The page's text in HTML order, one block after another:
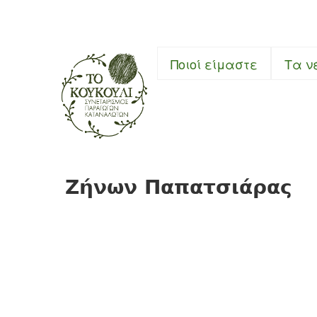
Ποιοί είμαστε Τα
Ζήνων Παπατσιάρας